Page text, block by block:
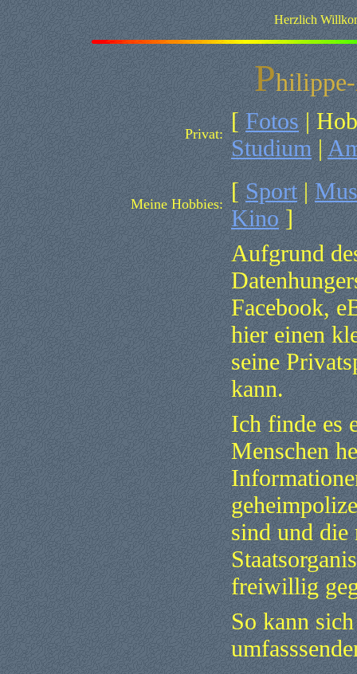
Herzlich
Philippe-
Privat: [ Fotos |
Studium |
Meine Hobbies: [ Sport|
Kino ]
Aufgrund
Facebook,
hier einen
seine
kann.
Ich finde es
Menschen
sind und die
freiwillig
So kann